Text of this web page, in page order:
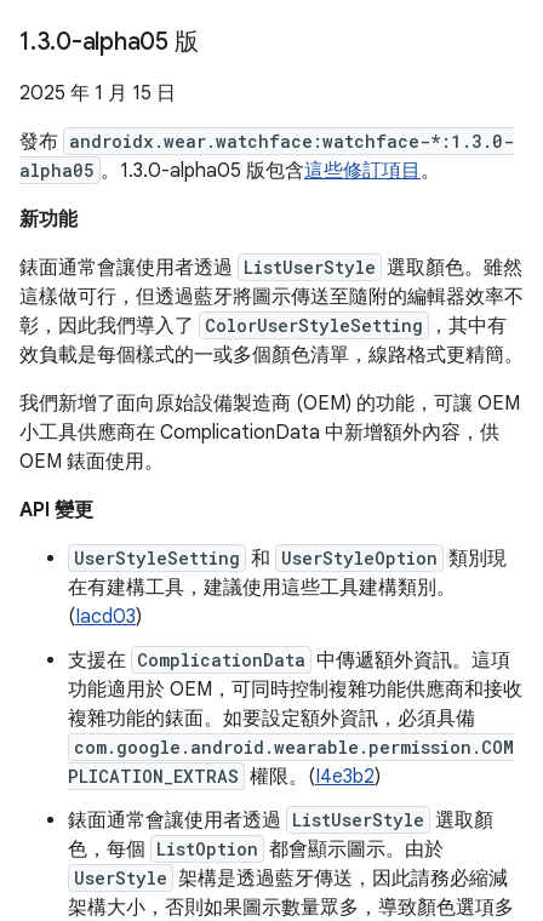
1.3.0-alpha05 版
2025 年 1 月 15 日
發布 androidx.wear.watchface:watchface-*:1.3.0-
alpha05 。1.3.0-alpha05 版包含這些修訂項目 。
新功能
錶面通常會讓使用者透過 ListUserStyle 選取顏色。雖然
這樣做可行，但透過藍牙將圖示傳送至隨附的編輯器效率不
彰，因此我們導入了
ColorUserStyleSetting
，其中有
效負載是每個樣式的一或多個顏色清單，線路格式更精簡。
我們新增了面向原始設備製造商 (OEM) 的功能，可讓 OEM
小工具供應商在 ComplicationData 中新增額外內容，供
OEM 錶面使用。
API 變更
UserStyleSetting 和 UserStyleOption 類別現
在有建構工具，建議使用這些工具建構類別。
(Iacd03)
支援在 ComplicationData 中傳遞額外資訊。這項
功能適用於 OEM，可同時控制複雜功能供應商和接收
複雜功能的錶面。如要設定額外資訊，必須具備
com.google.android.wearable.permission.COM
PLICATION_EXTRAS 權限。(I4e3b2)
錶面通常會讓使用者透過 ListUserStyle 選取顏
色，每個 ListOption 都會顯示圖示。由於
UserStyle 架構是透過藍牙傳送，因此請務必縮減
架構大小，否則如果圖示數量眾多，導致顏色選項多